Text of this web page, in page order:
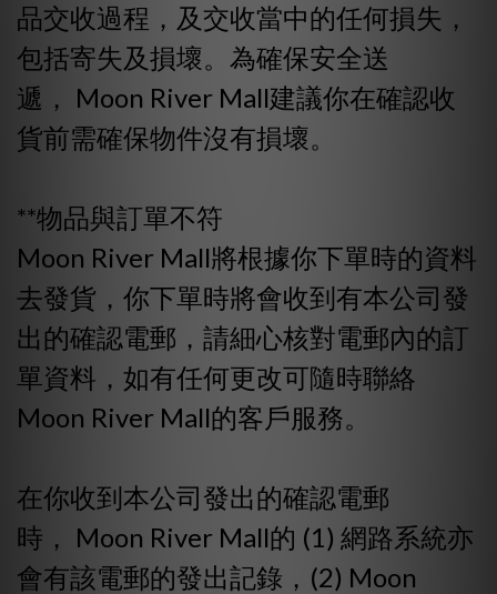
品交收過程，及交收當中的任何損失，
包括寄失及損壞。為確保安全送
遞， Moon River Mall建議你在確認收
貨前需確保物件沒有損壞。
**物品與訂單不符
Moon River Mall將根據你下單時的資料
去發貨，你下單時將會收到有本公司發
出的確認電郵，請細心核對電郵內的訂
單資料，如有任何更改可隨時聯絡
Moon River Mall的客戶服務。
在你收到本公司發出的確認電郵
時， Moon River Mall的 (1) 網路系統亦
會有該電郵的發出記錄，(2) Moon